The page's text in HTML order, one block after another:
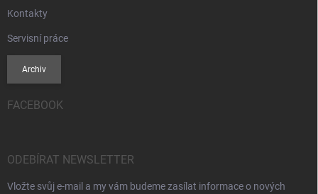
Kontakty
Servisní práce
Archiv
FACEBOOK
ODEBÍRAT NEWSLETTER
Vložte svůj e-mail a my vám budeme zasílat informace o nových